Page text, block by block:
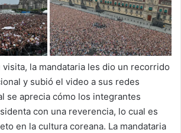
la mandataria les dio un recorrido
y subió el video a sus redes
se aprecia cómo los integrantes
con una reverencia, lo cual es
en la cultura coreana. La mandataria